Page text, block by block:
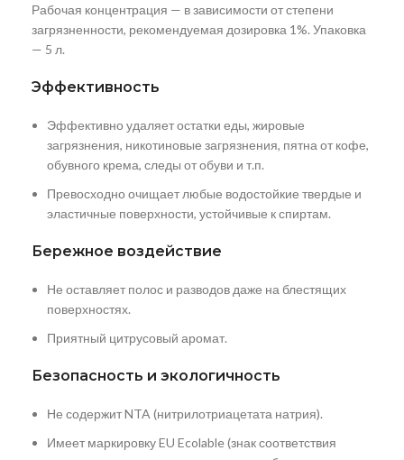
Рабочая концентрация — в зависимости от степени
загрязненности, рекомендуемая дозировка 1%. Упаковка
— 5 л.
Эффективность
Эффективно удаляет остатки еды, жировые
загрязнения, никотиновые загрязнения, пятна от кофе,
обувного крема, следы от обуви и т.п.
Превосходно очищает любые водостойкие твердые и
эластичные поверхности, устойчивые к спиртам.
Бережное воздействие
Не оставляет полос и разводов даже на блестящих
поверхностях.
Приятный цитрусовый аромат.
Безопасность и экологичность
Не содержит NTA (нитрилотриацетата натрия).
Имеет маркировку EU Ecolable (знак соответствия